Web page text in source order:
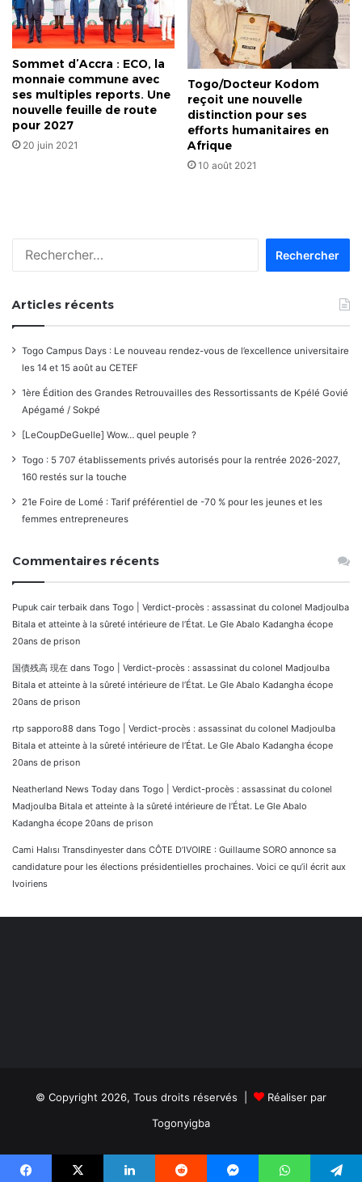
Sommet d’Accra : ECO, la
monnaie commune avec
ses multiples reports. Une
nouvelle feuille de route
pour 2027
20 juin 2021
Togo/Docteur Kodom
reçoit une nouvelle
distinction pour ses
efforts humanitaires en
Afrique
10 août 2021
Articles récents
Togo Campus Days : Le nouveau rendez-vous de l’excellence universitaire
les 14 et 15 août au CETEF
1ère Édition des Grandes Retrouvailles des Ressortissants de Kpélé Govié
Apégamé / Sokpé
[LeCoupDeGuelle] Wow… quel peuple ?
Togo : 5 707 établissements privés autorisés pour la rentrée 2026-2027,
160 restés sur la touche
21e Foire de Lomé : Tarif préférentiel de -70 % pour les jeunes et les
femmes entrepreneures
Commentaires récents
Pupuk cair terbaik dans Togo | Verdict-procès : assassinat du colonel Madjoulba
Bitala et atteinte à la sûreté intérieure de l’État. Le Gle Abalo Kadangha écope
20ans de prison
国債残高 現在 dans Togo | Verdict-procès : assassinat du colonel Madjoulba
Bitala et atteinte à la sûreté intérieure de l’État. Le Gle Abalo Kadangha écope
20ans de prison
rtp sapporo88 dans Togo | Verdict-procès : assassinat du colonel Madjoulba
Bitala et atteinte à la sûreté intérieure de l’État. Le Gle Abalo Kadangha écope
20ans de prison
Neatherland News Today dans Togo | Verdict-procès : assassinat du colonel
Madjoulba Bitala et atteinte à la sûreté intérieure de l’État. Le Gle Abalo
Kadangha écope 20ans de prison
Cami Halısı Transdinyester dans CÔTE D’IVOIRE : Guillaume SORO annonce sa
candidature pour les élections présidentielles prochaines. Voici ce qu’il écrit aux
Ivoiriens
© Copyright 2026, Tous droits réservés |
Réaliser par
Togonyigba
FacebookTikTokWhatsApp